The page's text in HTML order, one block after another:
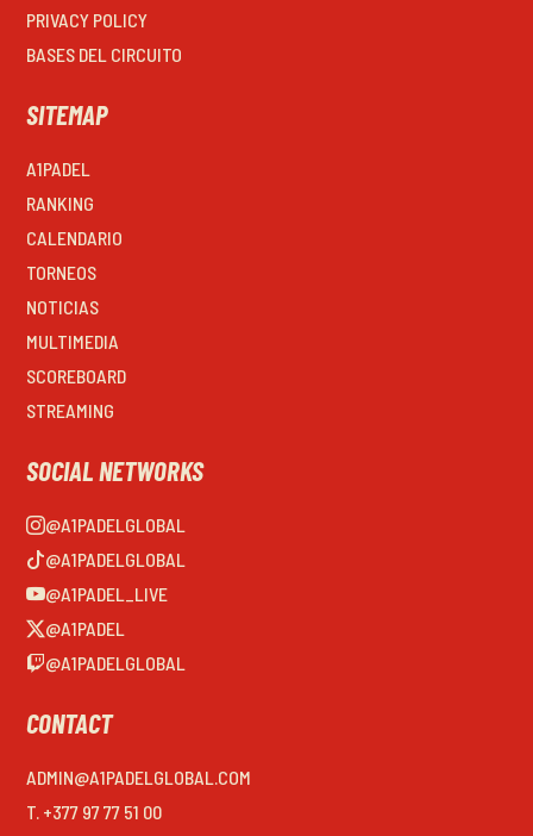
PRIVACY POLICY
BASES DEL CIRCUITO
SITEMAP
A1PADEL
RANKING
CALENDARIO
TORNEOS
NOTICIAS
MULTIMEDIA
SCOREBOARD
STREAMING
SOCIAL NETWORKS
@A1PADELGLOBAL
@A1PADELGLOBAL
@A1PADEL_LIVE
@A1PADEL
@A1PADELGLOBAL
CONTACT
ADMIN@A1PADELGLOBAL.COM
T. +377 97 77 51 00